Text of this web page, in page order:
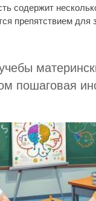
содержит
препятствием для
пошаговая